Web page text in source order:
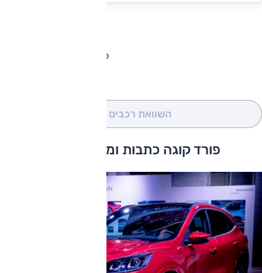
להורדת קטלוג פורד קוגה
השוואת רכבים
פורד קוגה כתבות ומבחני דרכים